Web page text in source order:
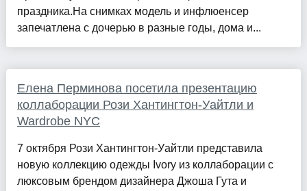
праздника.На снимках модель и инфлюенсер
запечатлена с дочерью в разные годы, дома и...
Елена Перминова посетила презентацию
коллаборации Рози Хантингтон-Уайтли и
Wardrobe NYC
7 октября Рози Хантингтон-Уайтли представила
новую коллекцию одежды Ivory из коллаборации с
люксовым брендом дизайнера Джоша Гута и